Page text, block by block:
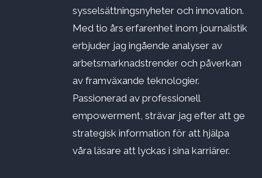
sysselsättningsnyheter och innovation.
Med tio års erfarenhet inom journalistik
erbjuder jag ingående analyser av
arbetsmarknadstrender och påverkan
av framväxande teknologier.
Passionerad av professionell
empowerment, strävar jag efter att ge
strategisk information för att hjälpa
våra läsare att lyckas i sina karriärer.